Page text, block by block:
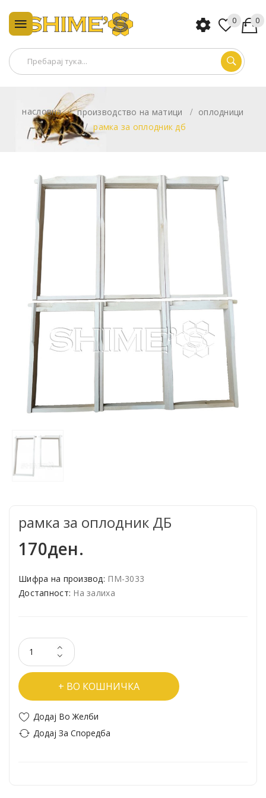
0 0
насловна производство на матици
оплодници
рамка за оплодник дб
рамка за оплодник ДБ
170ден.
Шифра на производ: ПМ-3033
Достапност: На залиха
ВО КОШНИЧКА
Додај Во Желби
Додај За Споредба